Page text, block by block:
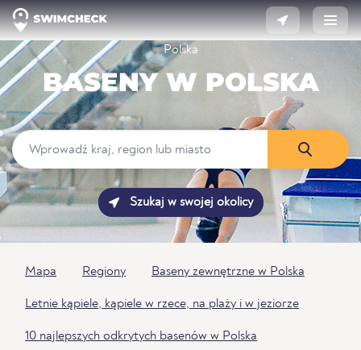
Polska
BASENY W POLSKA
Szukaj w swojej okolicy
Mapa Regiony Baseny zewnętrzne w Polska
Letnie kąpiele, kąpiele w rzece, na plaży i w jeziorze
10 najlepszych odkrytych basenów w Polska